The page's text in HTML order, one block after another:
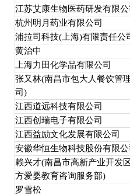
江苏艾康生物医药研发有限
杭州明月药业有限公司
浦拉司科技(上海)有限责任公
黄治中
上海力田化学品有限公司
张又林(南昌市包大人餐饮管
司)
江西道远科技有限公司
江西创瑞电子有限公司
江西益励文化发展有限公司
安徽华恒生物科技股份有限
赖兴才(南昌市高新产业开发
方爱婴教育咨询服务部)
罗雪松